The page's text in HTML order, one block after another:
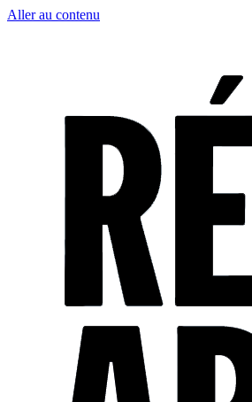
Aller au contenu